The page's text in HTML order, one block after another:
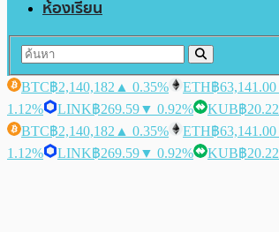
ห้องเรียน
BTC฿2,140,182 ▲ 0.35% ETH฿63,141.00
1.12%
LINK฿269.59▼ 0.92% KUB฿20.22
BTC฿2,140,182 ▲ 0.35% ETH฿63,141.00
1.12%
LINK฿269.59▼ 0.92% KUB฿20.22